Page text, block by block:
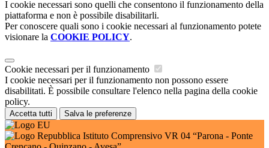
I cookie necessari sono quelli che consentono il funzionamento della
piattaforma e non è possibile disabilitarli.
Per conoscere quali sono i cookie necessari al funzionamento potete
visionare la COOKIE POLICY.
Cookie necessari per il funzionamento
I cookie necessari per il funzionamento non possono essere
disabilitati. È possibile consultare l'elenco nella pagina della cookie
policy.
Accetta tutti Salva le preferenze
Istituto Comprensivo VR 04 “Parona - Ponte